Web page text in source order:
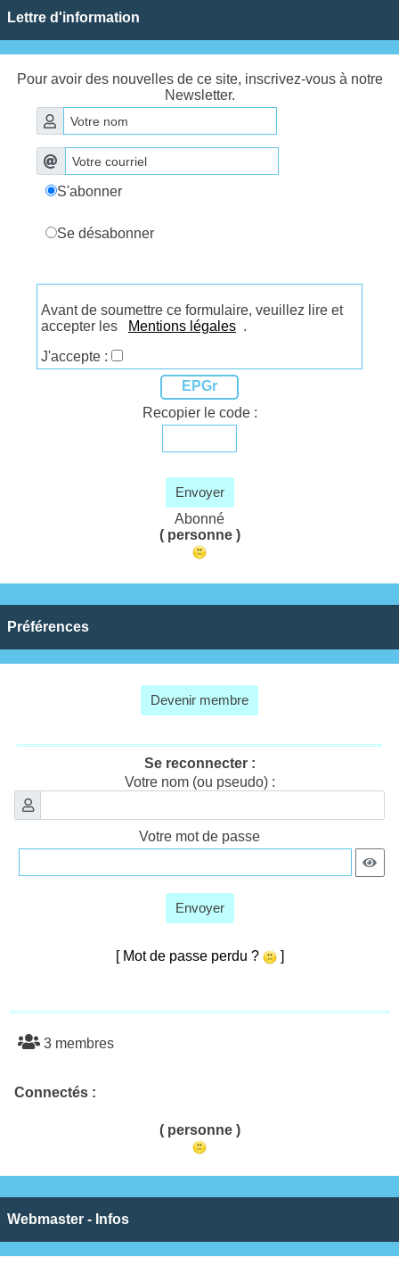
Lettre d'information
Pour avoir des nouvelles de ce site, inscrivez-vous à notre
Newsletter.
S'abonner
Se désabonner
Avant de soumettre ce formulaire, veuillez lire et
accepter les
Mentions légales .
J'accepte :
EPGr
Recopier le code :
Envoyer
Abonné
( personne )
Préférences
Devenir membre
Se reconnecter :
Votre nom (ou pseudo) :
Votre mot de passe
Envoyer
[ Mot de passe perdu ? ]
3 membres
Connectés :
( personne )
Webmaster - Infos